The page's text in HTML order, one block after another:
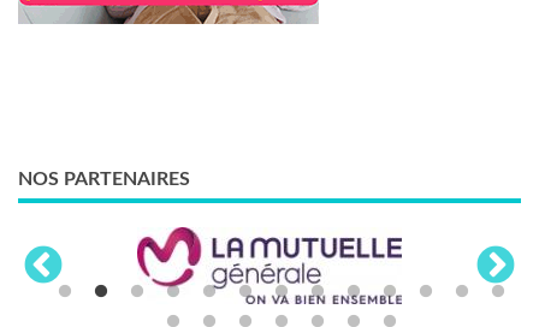
NOS PARTENAIRES